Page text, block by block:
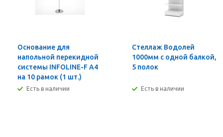
Основание для
напольной перекидной
системы INFOLINE-F А4
на 10 рамок (1 шт.)
Есть в наличии
Стеллаж Водолей
1000мм с одной балкой,
5 полок
Есть в наличии